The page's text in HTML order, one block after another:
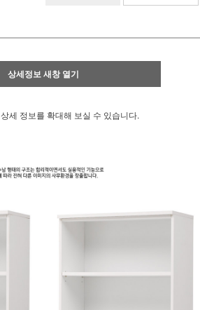
상세정보 새창 열기
상세 정보를 확대해 보실 수 있습니다.